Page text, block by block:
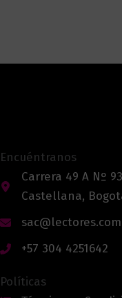
Encuéntranos
Carrera 49 A Nº
Castellana,
+57 304 4251642
Políticas